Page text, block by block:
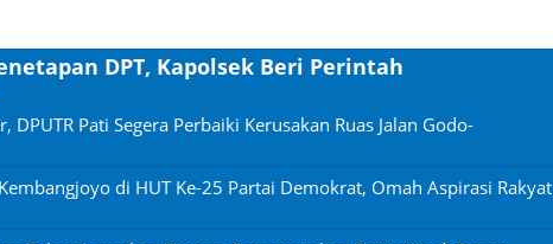
DPT, Kapolsek Beri Perintah
DPUTR Pati Segera Perbaiki Kerusakan Ruas Jalan Godo-
di HUT Ke-25 Partai Demokrat, Omah Aspirasi Rakyat